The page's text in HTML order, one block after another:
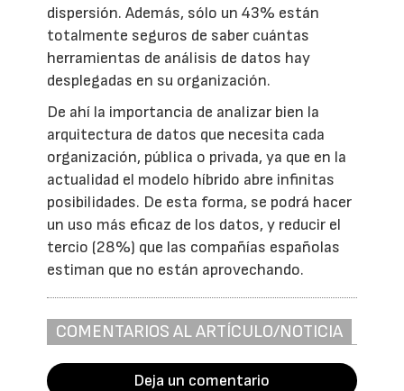
dispersión. Además, sólo un 43% están
totalmente seguros de saber cuántas
herramientas de análisis de datos hay
desplegadas en su organización.
De ahí la importancia de analizar bien la
arquitectura de datos que necesita cada
organización, pública o privada, ya que en la
actualidad el modelo híbrido abre infinitas
posibilidades. De esta forma, se podrá hacer
un uso más eficaz de los datos, y reducir el
tercio (28%) que las compañías españolas
estiman que no están aprovechando.
COMENTARIOS AL ARTÍCULO/NOTICIA
Deja un comentario